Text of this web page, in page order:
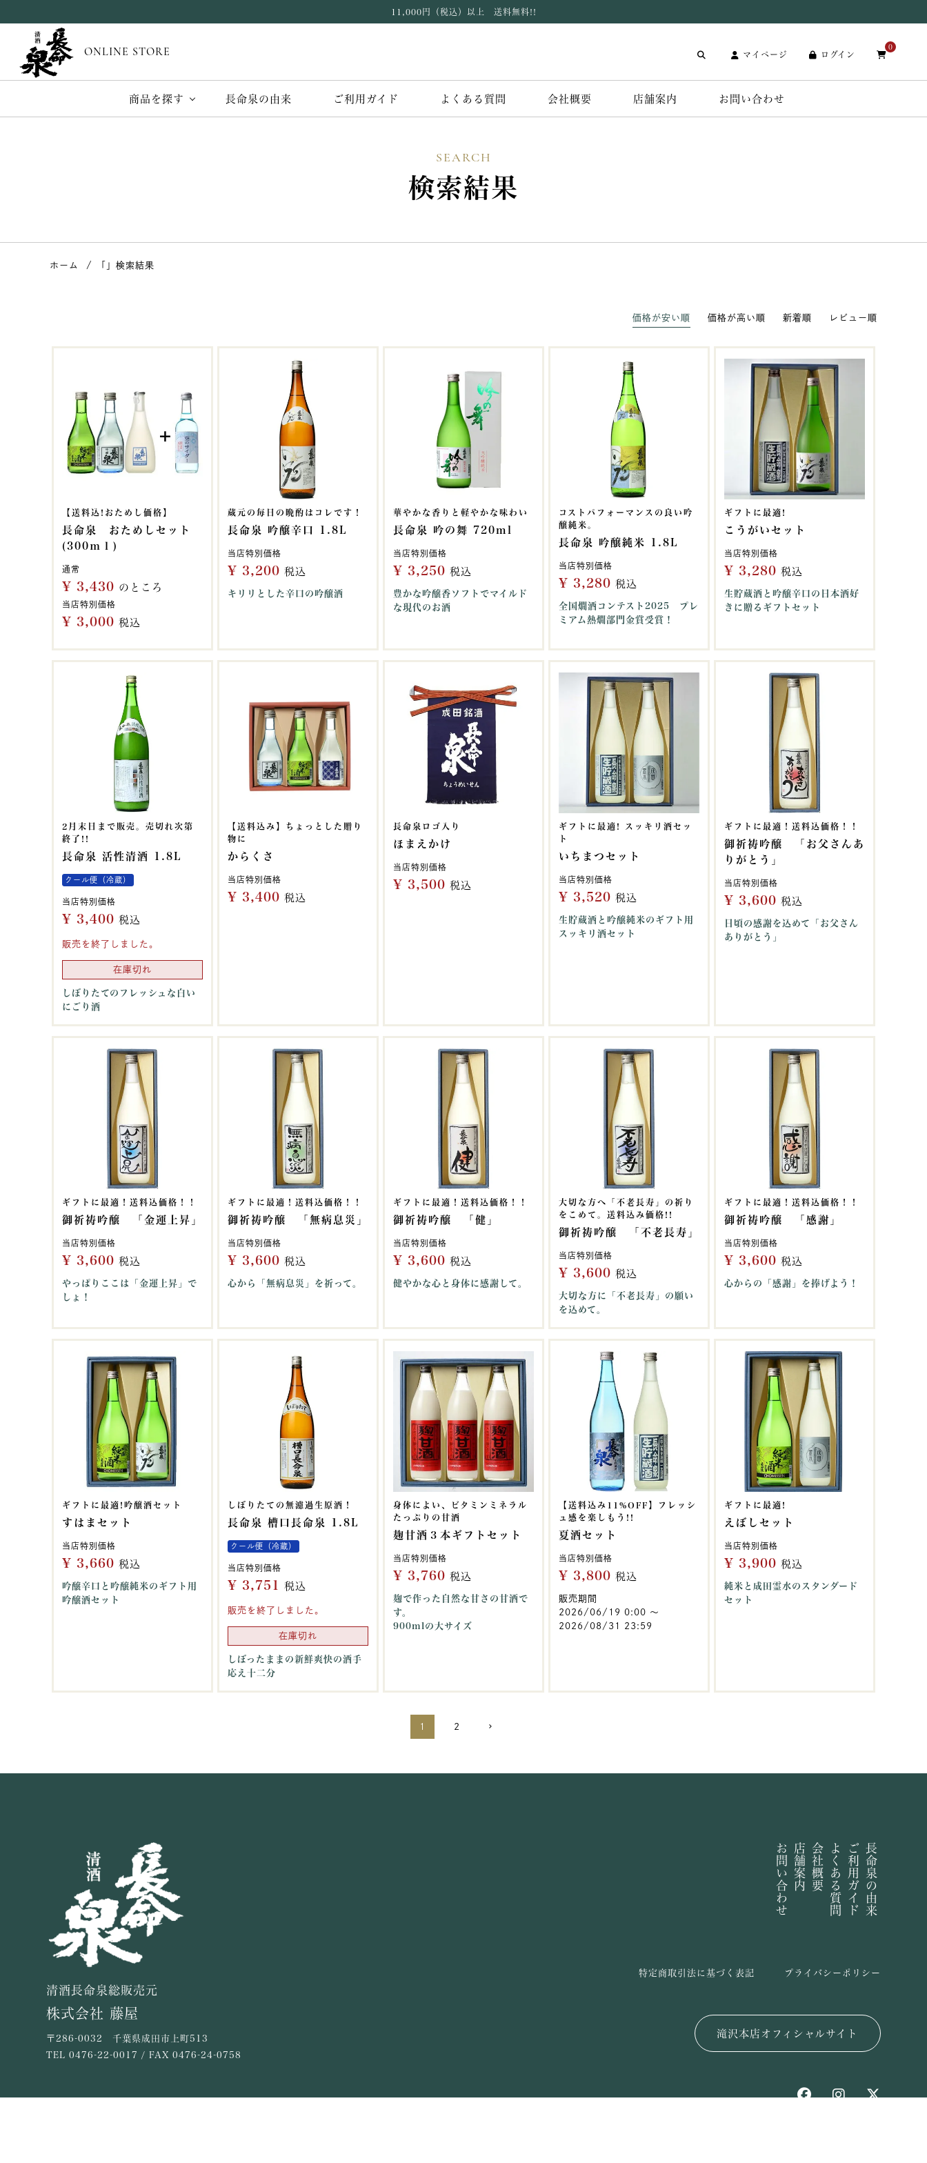
11,000円（税込）以上 送料無料!!
ONLINE STORE マイページ ログイン
0
商品を探す 長命泉の由来 ご利用ガイド よくある質問 会社概要 店舗案内 お問い合わせ
SEARCH
検索結果
ホーム 「」検索結果
価格が安い順 価格が高い順 新着順 レビュー順
1 2
【送料込!おためし価格】
長命泉 おためしセット
(300ｍｌ)
通常
¥ 3,430 のところ
当店特別価格
¥ 3,000 税込
蔵元の毎日の晩酌はコレです！
長命泉 吟醸辛口 1.8L
当店特別価格
¥ 3,200 税込
キリリとした辛口の吟醸酒
華やかな香りと軽やかな味わい
長命泉 吟の舞 720ml
当店特別価格
¥ 3,250 税込
豊かな吟醸香ソフトでマイルド
な現代のお酒
コストパフォーマンスの良い吟
醸純米。
長命泉 吟醸純米 1.8L
当店特別価格
¥ 3,280 税込
全国燗酒コンテスト2025 プレ
ミアム熱燗部門金賞受賞！
ギフトに最適!
こうがいセット
当店特別価格
¥ 3,280 税込
生貯蔵酒と吟醸辛口の日本酒好
きに贈るギフトセット
2月末日まで販売。売切れ次第
終了!!
長命泉 活性清酒 1.8L
クール便（冷蔵）
当店特別価格
¥ 3,400 税込
販売を終了しました。
在庫切れ
しぼりたてのフレッシュな白い
にごり酒
【送料込み】ちょっとした贈り
物に
からくさ
当店特別価格
¥ 3,400 税込
長命泉ロゴ入り
ほまえかけ
当店特別価格
¥ 3,500 税込
ギフトに最適! スッキリ酒セッ
ト
いちまつセット
当店特別価格
¥ 3,520 税込
生貯蔵酒と吟醸純米のギフト用
スッキリ酒セット
ギフトに最適！送料込価格！！
御祈祷吟醸 「お父さんあ
りがとう」
当店特別価格
¥ 3,600 税込
日頃の感謝を込めて「お父さん
ありがとう」
ギフトに最適！送料込価格！！
御祈祷吟醸 「金運上昇」
当店特別価格
¥ 3,600 税込
やっぱりここは「金運上昇」で
しょ！
ギフトに最適！送料込価格！！
御祈祷吟醸 「無病息災」
当店特別価格
¥ 3,600 税込
心から「無病息災」を祈って。
ギフトに最適！送料込価格！！
御祈祷吟醸 「健」
当店特別価格
¥ 3,600 税込
健やかな心と身体に感謝して。
大切な方へ「不老長寿」の祈り
をこめて。送料込み価格!!
御祈祷吟醸 「不老長寿」
当店特別価格
¥ 3,600 税込
大切な方に「不老長寿」の願い
を込めて。
ギフトに最適！送料込価格！！
御祈祷吟醸 「感謝」
当店特別価格
¥ 3,600 税込
心からの「感謝」を捧げよう！
ギフトに最適!吟醸酒セット
すはまセット
当店特別価格
¥ 3,660 税込
吟醸辛口と吟醸純米のギフト用
吟醸酒セット
しぼりたての無濾過生原酒！
長命泉 槽口長命泉 1.8L
クール便（冷蔵）
当店特別価格
¥ 3,751 税込
販売を終了しました。
在庫切れ
しぼったままの新鮮爽快の酒手
応え十二分
身体によい、ビタミンミネラル
たっぷりの甘酒
麹甘酒３本ギフトセット
当店特別価格
¥ 3,760 税込
麹で作った自然な甘さの甘酒で
す。
900mlの大サイズ
【送料込み11%OFF】フレッシ
ュ感を楽しもう!!
夏酒セット
当店特別価格
¥ 3,800 税込
販売期間
2026/06/19 0:00 〜
2026/08/31 23:59
ギフトに最適!
えぼしセット
当店特別価格
¥ 3,900 税込
純米と成田霊水のスタンダード
セット
清酒長命泉総販売元
株式会社 藤屋
〒286-0032 千葉県成田市上町513
TEL0476-22-0017 / FAX 0476-24-0758
長命泉の由来
ご利用ガイド
よくある質問
会社概要
店舗案内
お問い合わせ
滝沢本店オフィシャルサイト
特定商取引法に基づく表記 プライバシーポリシー